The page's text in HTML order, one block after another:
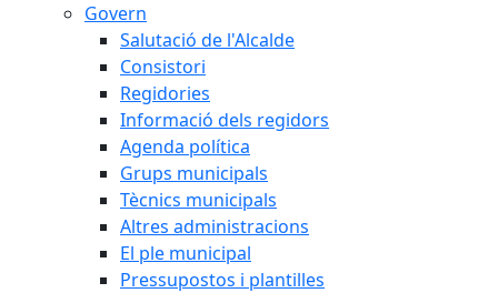
Govern
Salutació de l'Alcalde
Consistori
Regidories
Informació dels regidors
Agenda política
Grups municipals
Tècnics municipals
Altres administracions
El ple municipal
Pressupostos i plantilles